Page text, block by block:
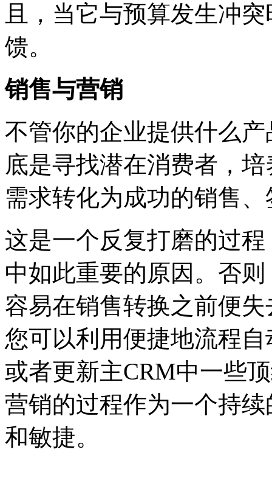
且，当它与预算发生冲
馈。
销售与营销
不管你的企业提供什么
底是寻找潜在消费者，
需求转化为成功的销售
这是一个反复打磨的过
中如此重要的原因。否
容易在销售转换之前便
您可以利用便捷地流程
或者更新主CRM中一些
营销的过程作为一个持
和敏捷。